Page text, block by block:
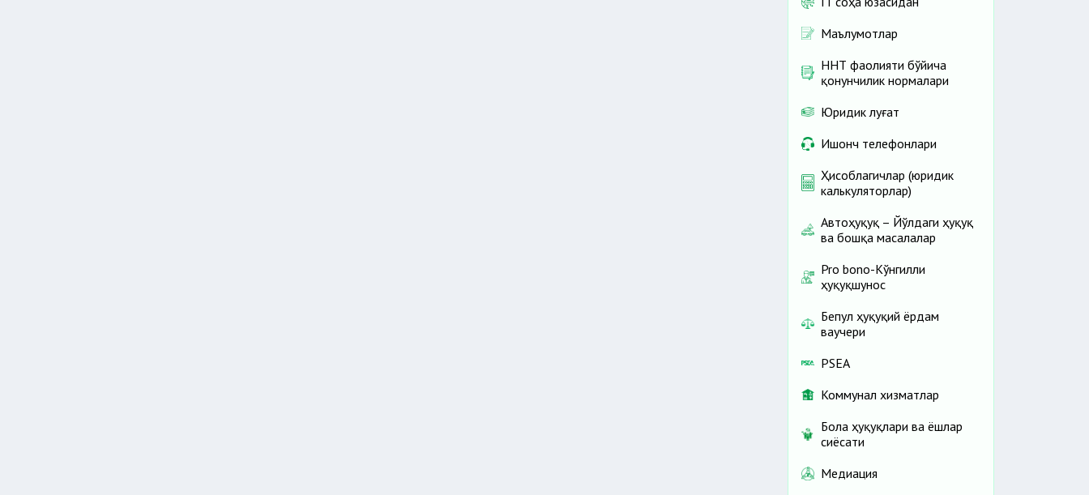
Маълумотлар
ННТ фаолияти бўйича
қонунчилик нормалари
Юридик луғат
Ишонч телефонлари
Ҳисоблагичлар (юридик
калькуляторлар)
Автоҳуқуқ – Йўлдаги ҳуқуқ
ва бошқа масалалар
Pro bono-Кўнгилли
ҳуқуқшунос
Бепул ҳуқуқий ёрдам
ваучери
PSEA
Коммунал хизматлар
Бола ҳуқуқлари ва ёшлар
сиёсати
Медиация